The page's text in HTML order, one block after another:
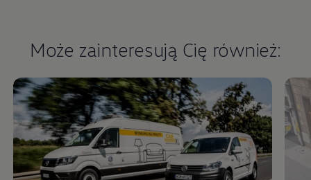
Może zainteresują Cię również: